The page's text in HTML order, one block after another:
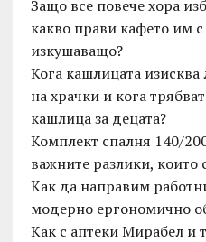
Защо все повече хора
какво прави кафето им
изкушаващо?
Кога кашлицата изисква
на храчки и кога
кашлица за децата?
Комплект спалня 140/
важните разлики, които
Как да направим
модерно ергономично
Как с аптеки Мирабел и